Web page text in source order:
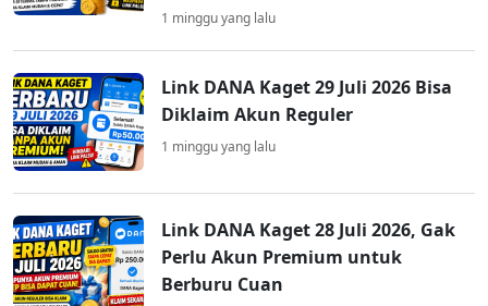
1 minggu yang lalu
Link DANA Kaget 29 Juli 2026 Bisa
Diklaim Akun Reguler
1 minggu yang lalu
Link DANA Kaget 28 Juli 2026, Gak
Perlu Akun Premium untuk
Berburu Cuan